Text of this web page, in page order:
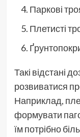
Паркові
Плетисті
Такі відстані
розвиватися
Наприклад,
формувати
їм потрібно